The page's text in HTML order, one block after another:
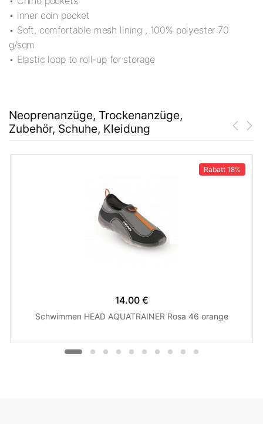
• inner coin pocket
• Soft, comfortable mesh lining , 100% polyester 70
g/sqm
• Elastic loop to roll-up for storage
Neoprenanzüge, Trockenanzüge,
Zubehör, Schuhe, Kleidung
Rabatt 18%
14.00 €
Schwimmen HEAD AQUATRAINER Rosa 46 orange